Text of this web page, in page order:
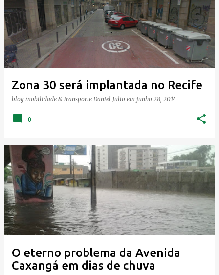
o
s
a
g
Zona 30 será implantada no Recife
blog mobilidade & transporte Daniel Julio em junho 28, 2014
0
O eterno problema da Avenida
Caxangá em dias de chuva